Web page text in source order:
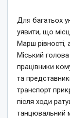
Для багатьох
уявити, що
Марш рівності,
Міський
працівники
та
транспорт
після ходи
танцювальний